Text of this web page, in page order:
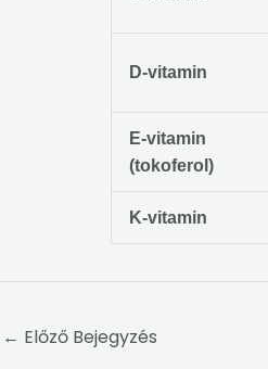
D-vitamin
E-vitamin
(tokoferol)
K-vitamin
← Előző Bejegyzés